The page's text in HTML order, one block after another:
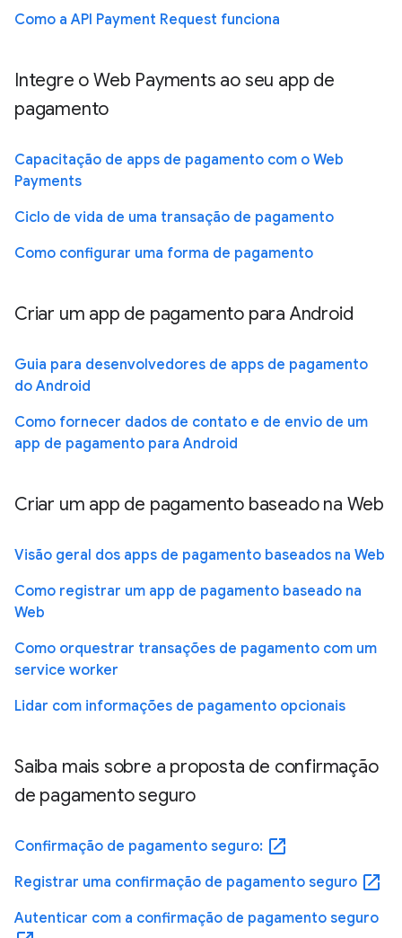
Como a API Payment Request funciona
Integre o Web Payments ao seu app de
pagamento
Capacitação de apps de pagamento com o Web
Payments
Ciclo de vida de uma transação de pagamento
Como configurar uma forma de pagamento
Criar um app de pagamento para Android
Guia para desenvolvedores de apps de pagamento
do Android
Como fornecer dados de contato e de envio de um
app de pagamento para Android
Criar um app de pagamento baseado na Web
Visão geral dos apps de pagamento baseados na Web
Como registrar um app de pagamento baseado na
Web
Como orquestrar transações de pagamento com um
service worker
Lidar com informações de pagamento opcionais
Saiba mais sobre a proposta de confirmação
de pagamento seguro
Confirmação de pagamento seguro: open_in_new
Registrar uma confirmação de pagamento seguro open_in_new
Autenticar com a confirmação de pagamento seguro